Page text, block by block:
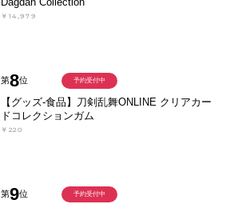
￥14,979
第8位
【グッズ-食品】刀剣乱舞ONLINE クリアカー
ドコレクションガム
￥220
予約受付中
第9位 予約受付中